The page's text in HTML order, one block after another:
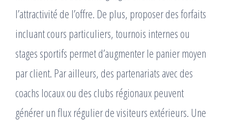
l’attractivité de l’offre. De plus, proposer des forfaits
incluant cours particuliers, tournois internes ou
stages sportifs permet d’augmenter le panier moyen
par client. Par ailleurs, des partenariats avec des
coachs locaux ou des clubs régionaux peuvent
générer un flux régulier de visiteurs extérieurs. Une